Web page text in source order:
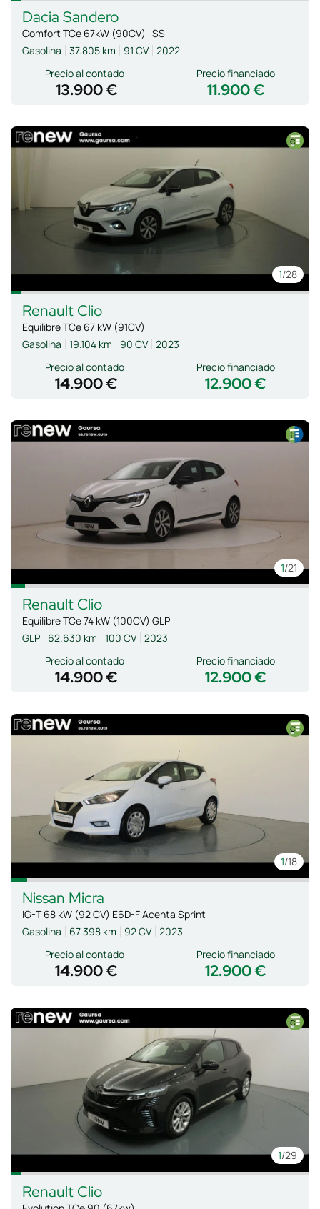
Dacia Sandero
Comfort TCe 67kW (90CV) -SS
Gasolina
37.805 km 91 CV 2022
Precio al contado
13.900 € 11.900 €
Precio financiado
1/28
Renault Clio
Equilibre TCe 67 kW (91CV)
Gasolina
19.104 km 90 CV 2023
Precio al contado
14.900 € 12.900 €
Precio financiado
1/21
Renault Clio
Equilibre TCe 74 kW (100CV) GLP
GLP
62.630 km 100 CV 2023
Precio al contado
14.900 € 12.900 €
Precio financiado
1/18
Nissan Micra
IG-T 68 kW (92 CV) E6D-F Acenta Sprint
Gasolina
67.398 km 92 CV 2023
Precio al contado
14.900 € 12.900 €
Precio financiado
1/29
Renault Clio